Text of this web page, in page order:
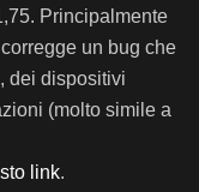
Principalmente
un bug che
dei dispositivi
(molto simile a
link.